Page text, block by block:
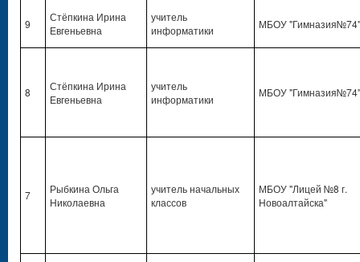
9
Стёпкина Ирина
Евгеньевна
учитель
информатики
МБОУ "Гимназия№74"
8
Стёпкина Ирина
Евгеньевна
учитель
информатики
МБОУ "Гимназия№74"
7
Рыбкина Ольга
Николаевна
учитель начальных
классов
МБОУ "Лицей №8 г.
Новоалтайска"